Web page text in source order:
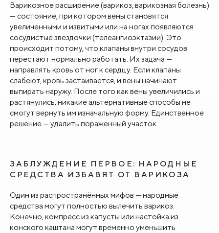
Варикозное расширение (варикоз, варикозная болезнь)
— состояние, при котором вены становятся
увеличенными и извитыми или на ногах появляются
сосудистые звездочки (телеангиоэктазии). Это
происходит потому, что клапаны внутри сосудов
перестают нормально работать. Их задача —
направлять кровь от ног к сердцу. Если клапаны
слабеют, кровь застаивается, и вены начинают
выпирать наружу. После того как вены увеличились и
растянулись, никакие альтернативные способы не
смогут вернуть им изначальную форму. Единственное
решение — удалить пораженный участок.
ЗАБЛУЖДЕНИЕ ПЕРВОЕ: НАРОДНЫЕ
СРЕДСТВА ИЗБАВЯТ ОТ ВАРИКОЗА
Один из распространённых мифов — народные
средства могут полностью вылечить варикоз.
Конечно, компресс из капусты или настойка из
конского каштана могут временно уменьшить